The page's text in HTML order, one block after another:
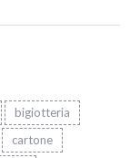
bigiotteria
cartone